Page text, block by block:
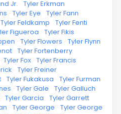
Jr. · Tyler Erkman
· Tyler Eye · Tyler Fann
Tyler Feldkamp · Tyler Fenti
Figueroa · Tyler Fikis
· Tyler Flowers · Tyler Flynn
· Tyler Fortenberry
· Tyler Fox · Tyler Francis
· Tyler Freiner
· Tyler Fukakusa · Tyler Furman
· Tyler Gale · Tyler Galluch
· Tyler Garcia · Tyler Garrett
· Tyler George · Tyler George